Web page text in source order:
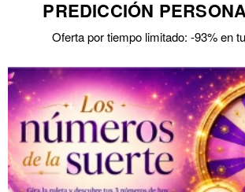
PREDICCIÓN
Oferta por tiempo limitado: -93% en